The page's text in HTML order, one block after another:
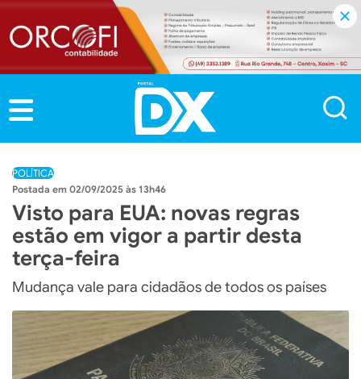
POLÍTICA
02/09/2025 às 13h46
Visto para EUA: novas regras
estão em vigor a partir desta
terça-feira
Mudança vale para cidadãos de todos os países